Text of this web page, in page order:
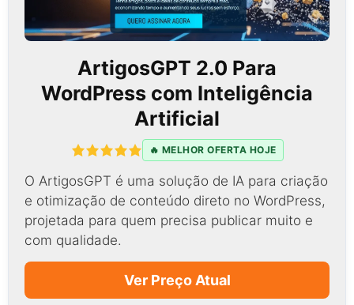
ArtigosGPT 2.0 Para
WordPress com Inteligência
Artificial
🔥 MELHOR OFERTA HOJE
O ArtigosGPT é uma solução de IA para criação
e otimização de conteúdo direto no WordPress,
projetada para quem precisa publicar muito e
com qualidade.
Ver Preço Atual